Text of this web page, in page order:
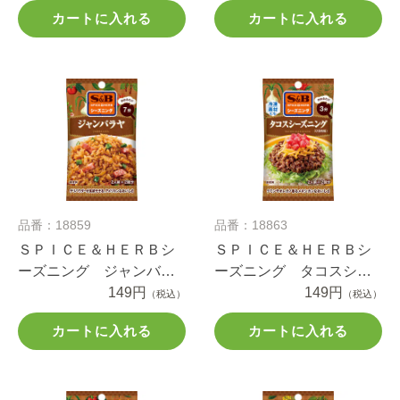
カートに入れる カートに入れる
品番：18859
ＳＰＩＣＥ＆ＨＥＲＢシ
ーズニング ジャンバラ
149円 （税込）
カートに入れる
品番：18863
ＳＰＩＣＥ＆ＨＥＲＢシ
ーズニング タコスシー
ズニング １６ｇ
149円 （税込）
カートに入れる